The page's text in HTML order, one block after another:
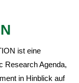
ist eine
Research Agenda,
in Hinblick auf